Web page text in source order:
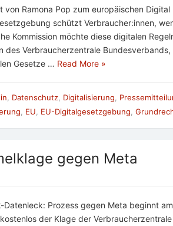
von Ramona Pop zum europäischen
schützt Verbraucher:innen,
Kommission möchte diese digitalen
des Verbraucherzentrale
Gesetze … Read More »
, Datenschutz, Digitalisierung,
EU EU-Digitalgesetzgebung
gegen Meta
Datenleck: Prozess gegen Meta beginnt
der Klage der